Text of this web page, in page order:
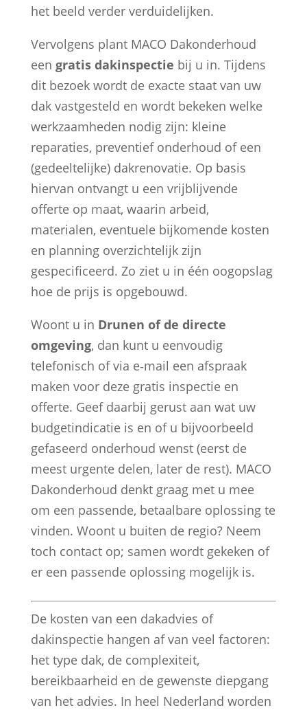
het beeld verder verduidelijken.
Vervolgens plant MACO Dakonderhoud
een gratis dakinspectie bij u in. Tijdens
dit bezoek wordt de exacte staat van uw
dak vastgesteld en wordt bekeken welke
werkzaamheden nodig zijn: kleine
reparaties, preventief onderhoud of een
(gedeeltelijke) dakrenovatie. Op basis
hiervan ontvangt u een vrijblijvende
offerte op maat, waarin arbeid,
materialen, eventuele bijkomende kosten
en planning overzichtelijk zijn
gespecificeerd. Zo ziet u in één oogopslag
hoe de prijs is opgebouwd.
Woont u in Drunen of de directe
omgeving, dan kunt u eenvoudig
telefonisch of via e‑mail een afspraak
maken voor deze gratis inspectie en
offerte. Geef daarbij gerust aan wat uw
budgetindicatie is en of u bijvoorbeeld
gefaseerd onderhoud wenst (eerst de
meest urgente delen, later de rest). MACO
Dakonderhoud denkt graag met u mee
om een passende, betaalbare oplossing te
vinden. Woont u buiten de regio? Neem
toch contact op; samen wordt gekeken of
er een passende oplossing mogelijk is.
De kosten van een dakadvies of
dakinspectie hangen af van veel factoren:
het type dak, de complexiteit,
bereikbaarheid en de gewenste diepgang
van het advies. In heel Nederland worden